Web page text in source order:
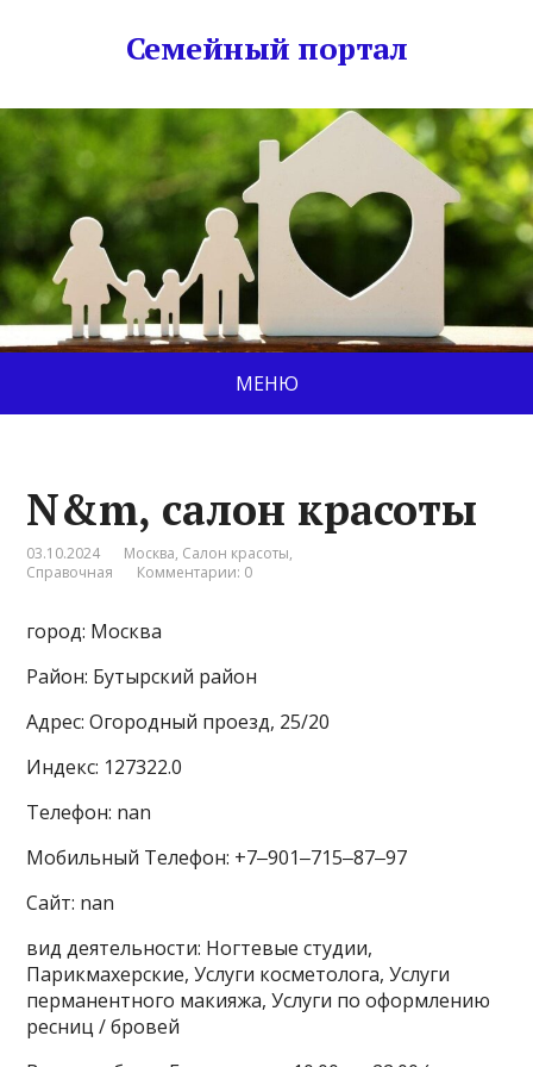
Семейный портал
МЕНЮ
N&m, салон красоты
03.10.2024 Москва, Салон красоты,
Справочная
Комментарии: 0
город: Москва
Район: Бутырский район
Адрес: Огородный проезд, 25/20
Индекс: 127322.0
Телефон: nan
Мобильный Телефон: +7‒901‒715‒87‒97
Сайт: nan
вид деятельности: Ногтевые студии,
Парикмахерские, Услуги косметолога, Услуги
перманентного макияжа, Услуги по оформлению
ресниц / бровей